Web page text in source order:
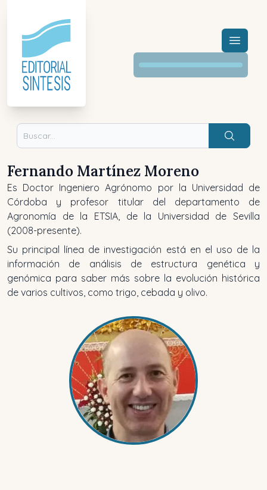
Menú
Buscar
Fernando Martínez Moreno
Es Doctor Ingeniero Agrónomo por la Universidad de
Córdoba y profesor titular del departamento de
Agronomía de la ETSIA, de la Universidad de Sevilla
(2008-presente).
Su principal línea de investigación está en el uso de la
información de análisis de estructura genética y
genómica para saber más sobre la evolución histórica
de varios cultivos, como trigo, cebada y olivo.